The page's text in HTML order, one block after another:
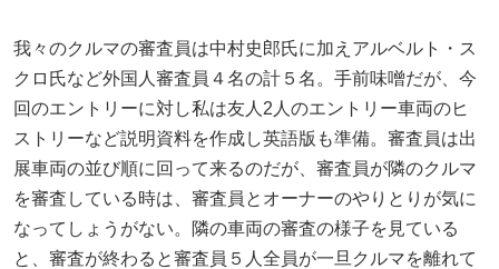
我々のクルマの審査員は中村史郎氏に加えアルベルト・ス
クロ氏など外国人審査員４名の計５名。手前味噌だが、今
回のエントリーに対し私は友人2人のエントリー車両のヒ
ストリーなど説明資料を作成し英語版も準備。審査員は出
展車両の並び順に回って来るのだが、審査員が隣のクルマ
を審査している時は、審査員とオーナーのやりとりが気に
なってしょうがない。隣の車両の審査の様子を見ている
と、審査が終わると審査員５人全員が一旦クルマを離れて